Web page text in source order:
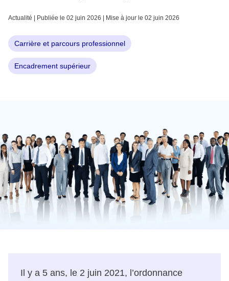
Actualité | Publiée le 02 juin 2026 | Mise à jour le 02 juin 2026
Carrière et parcours professionnel
Encadrement supérieur
Il y a 5 ans, le 2 juin 2021, l’ordonnance